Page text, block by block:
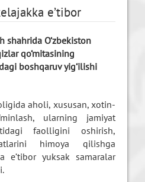
e’tibor
shahrida O‘zbekiston
qo‘mitasining
boshqaruv yig‘ilishi
aholi, xususan, xotin-
ularning jamiyat
faolligini oshirish,
himoya qilishga
e’tibor yuksak samaralar